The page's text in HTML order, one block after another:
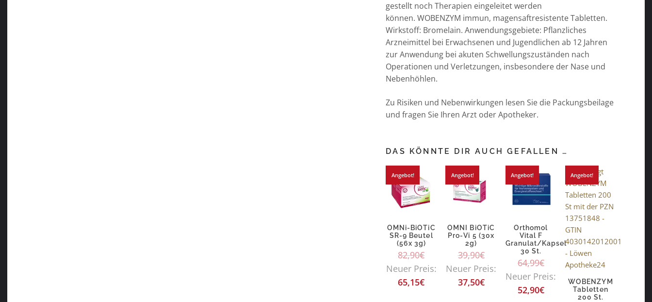
gestellt noch Therapien eingeleitet werden
können. WOBENZYM immun, magensaftresistente Tabletten.
Wirkstoff: Bromelain. Anwendungsgebiete: Pflanzliches
Arzneimittel bei Erwachsenen und Jugendlichen ab 12 Jahren
zur Anwendung bei akuten Schwellungszuständen nach
Operationen und Verletzungen, insbesondere der Nase und
Nebenhöhlen.
Zu Risiken und Nebenwirkungen lesen Sie die Packungsbeilage
und fragen Sie Ihren Arzt oder Apotheker.
DAS KÖNNTE DIR AUCH GEFALLEN …
Angebot!
OMNi-BiOTiC
SR-9 Beutel
(56x 3g)
82,90€
Neuer Preis:
65,15€
Angebot!
OMNI BiOTiC
Pro-Vi 5 (30x
2g)
39,90€
Neuer Preis:
37,50€
Angebot!
Orthomol
Vital F
Granulat/Kapsel
30 St.
64,99€
Neuer Preis:
52,90€
Angebot!
WOBENZYM
Tabletten
200 St.